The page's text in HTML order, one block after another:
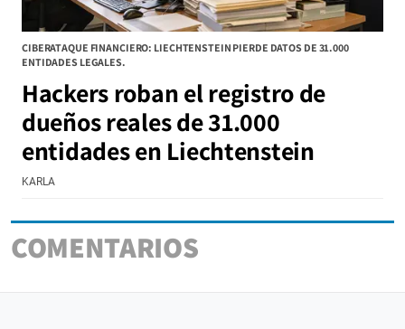
CIBERATAQUE FINANCIERO: LIECHTENSTEIN PIERDE DATOS DE 31.000
ENTIDADES LEGALES.
Hackers roban el registro de
dueños reales de 31.000
entidades en Liechtenstein
KARLA
COMENTARIOS